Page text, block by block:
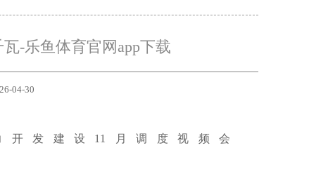
-乐鱼体育官网app下载
04-30
发建设11月调度视频会